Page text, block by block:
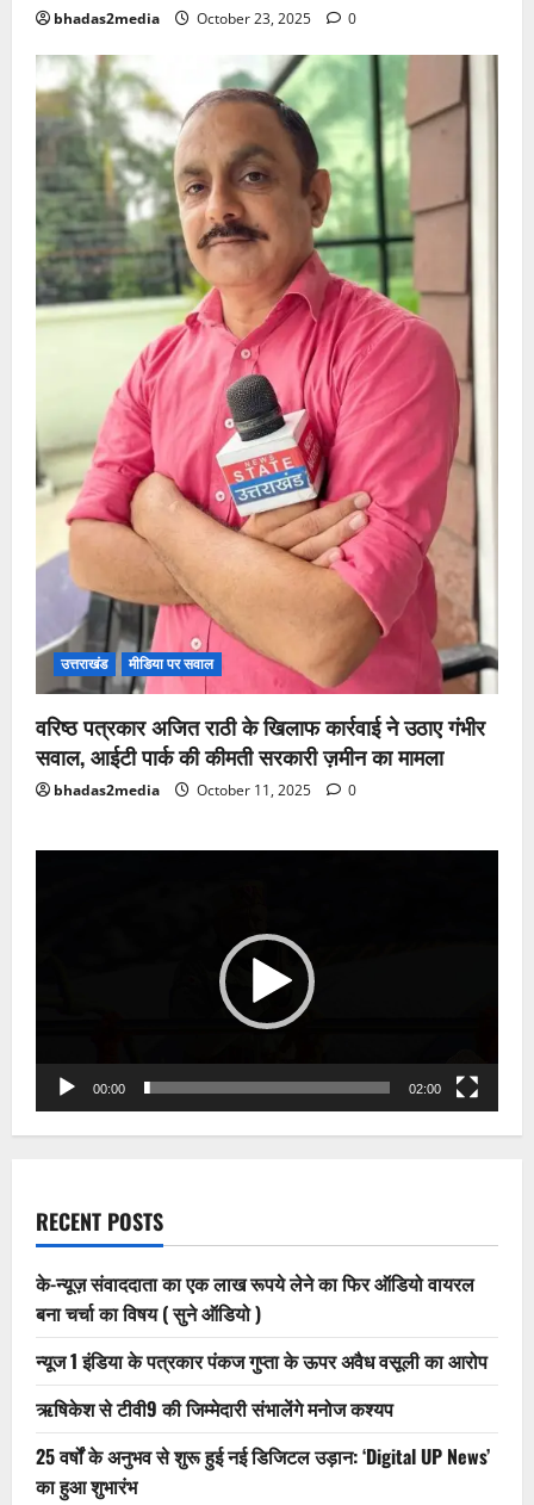
bhadas2media October 23, 2025 0
उत्तराखंड मीडिया पर सवाल
वरिष्ठ पत्रकार अजित राठी के खिलाफ कार्रवाई ने उठाए गंभीर
सवाल, आईटी पार्क की कीमती सरकारी ज़मीन का मामला
bhadas2media October 11, 2025 0
00:00 02:00
RECENT POSTS
के-न्यूज़ संवाददाता का एक लाख रूपये लेने का फिर ऑडियो वायरल
बना चर्चा का विषय ( सुने ऑडियो )
न्यूज 1 इंडिया के पत्रकार पंकज गुप्ता के ऊपर अवैध वसूली का आरोप
ऋषिकेश से टीवी9 की जिम्मेदारी संभालेंगे मनोज कश्यप
25 वर्षों के अनुभव से शुरू हुई नई डिजिटल उड़ान: ‘Digital UP News’
का हुआ शुभारंभ